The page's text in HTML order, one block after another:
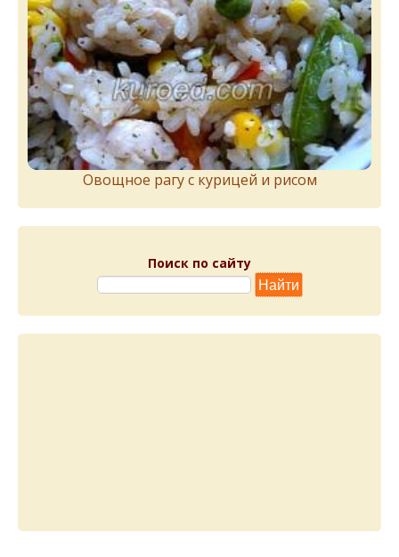
Овощное рагу с курицей и рисом
Поиск по сайту